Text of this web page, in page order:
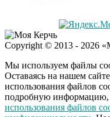
Copyright © 2013 - 2026
Мы используем файлы
Оставаясь на нашем
использования файлов
подробную информацию,
использования файлов